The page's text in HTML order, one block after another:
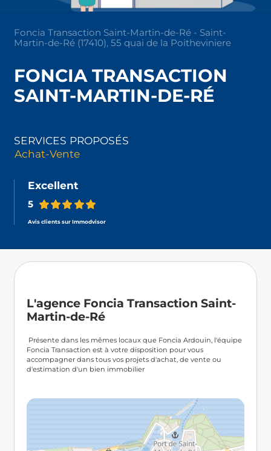
Foncia Transaction Saint-Martin-de-Ré - Saint-
Martin-de-Ré (17410), 55 quai de la Poitheviniere
FONCIA TRANSACTION
SAINT-MARTIN-DE-RÉ
SERVICES PROPOSÉS
Achat-Vente
Excellent
5
Avis clients sur Immodvisor
L'agence Foncia Transaction Saint-
Martin-de-Ré
Présente dans les mêmes locaux que Foncia Ardouin, l'équipe
Foncia Transaction est à votre disposition pour vous
accompagner dans tous vos projets d'achat, de vente ou
d'estimation d'un bien immobilier